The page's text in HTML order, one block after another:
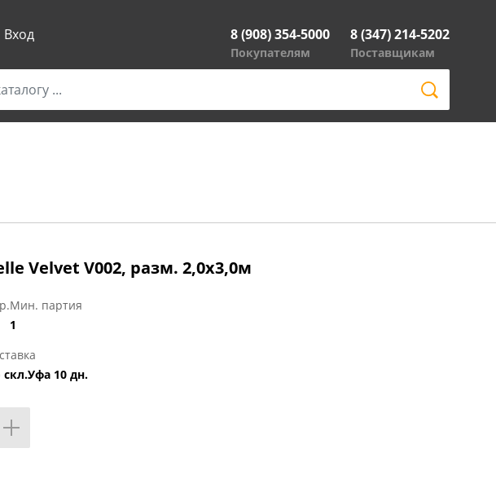
Вход 8 (908) 354-5000
Покупателям
8 (347) 214-5202
Поставщикам
Velvet V002, разм. 2,0x3,0м
Мин. партия
1
10 дн.